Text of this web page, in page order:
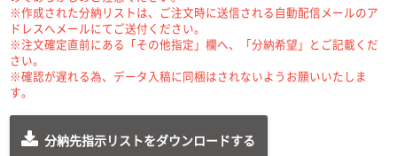
※作成された分納リストは、ご注文時に送信される自動配信メールのア
ドレスへメールにてご送付ください。
※注文確定直前にある「その他指定」欄へ、「分納希望」とご記載くだ
さい。
※確認が遅れる為、データ入稿に同梱はされないようお願いいたしま
す。
分納先指示リストをダウンロードする